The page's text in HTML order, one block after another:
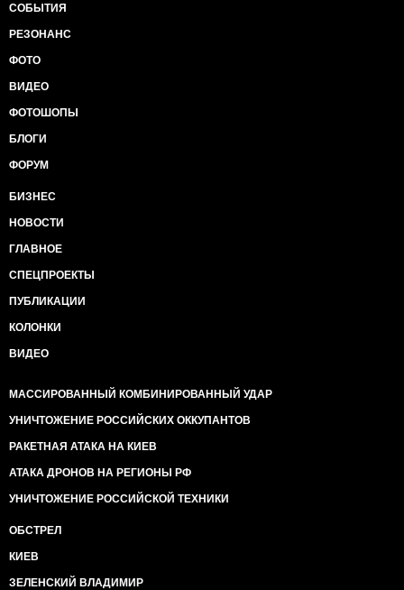
СОБЫТИЯ
РЕЗОНАНС
ФОТО
ВИДЕО
ФОТОШОПЫ
БЛОГИ
ФОРУМ
БИЗНЕС
НОВОСТИ
ГЛАВНОЕ
СПЕЦПРОЕКТЫ
ПУБЛИКАЦИИ
КОЛОНКИ
ВИДЕО
МАССИРОВАННЫЙ КОМБИНИРОВАННЫЙ УДАР
УНИЧТОЖЕНИЕ РОССИЙСКИХ ОККУПАНТОВ
РАКЕТНАЯ АТАКА НА КИЕВ
АТАКА ДРОНОВ НА РЕГИОНЫ РФ
УНИЧТОЖЕНИЕ РОССИЙСКОЙ ТЕХНИКИ
ОБСТРЕЛ
КИЕВ
ЗЕЛЕНСКИЙ ВЛАДИМИР